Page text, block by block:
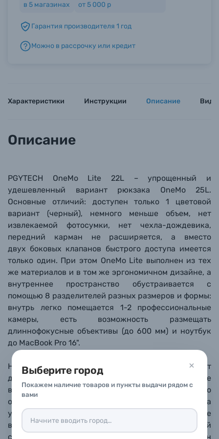
Выберите город
Покажем наличие товаров и пункты выдачи рядом с
вами
Б/У фототехника (Комиссионные товары)
в 5 магазинах
от 5 000 р
Гарантия производителя 1 год
Можно в рассрочку или кредит
Характеристики Инструкции Описание
Описание
PGYTECH OneMo Lite 22L – упрощенный и
удешевленный вариант рюкзака OneMo 25L.
Основные отличий: доступен только 1 цветовой
вариант (черный), немного меньше объем, нет
извлекаемой фотосумки, нет чехла-дождевика,
передний карман не расширяется, а вместо
двух боковых клапанов быстрого доступа имеется
только один. При этом OneMo Lite выполнен из тех
же материалов и в том же эргономичном дизайне, а
внутреннее пространство обустраивается с
помощью 8 разделителей разных размеров и формы:
внутрь легко помещается 1-2 профессиональные
камеры, есть возможность размещать
длиннофокусные объективы (до 600 мм) и ноутбук
до MacBook Pro 16".
Ноутбук 15.6" (вплоть до MacBook Pro 16") и планшет
до 12.9" помещаются в свои индивидуальные
внутренние карманы у спинки. Люк основного
отделения раскрывается на 180° для удобства
упаковки вещей. Быстрый доступ к камере
возможен через боковой клапан. С внутренней
стороны у него предусмотрен специальный карман